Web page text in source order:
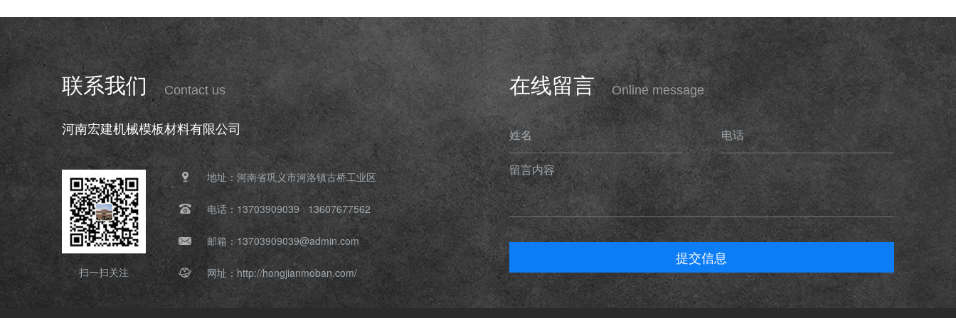
在线留言 Online message
姓名 电话
留言内容
提交信息
联系我们 Contact us
河南宏建机械模板材料有限公司
扫一扫关注
地址：河南省巩义市河洛镇古桥工业区
电话：13703909039 13607677562
邮箱：13703909039@admin.com
网址：http://hongjianmoban.com/